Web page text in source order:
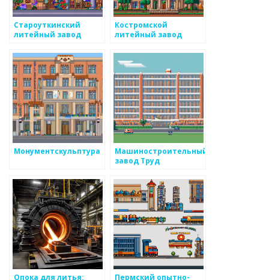
Староуткинский
литейный завод
Костромской
литейный завод
Монументскульптура
Машиностроительный
завод Труд
Опока для литья: Пермский опытно-